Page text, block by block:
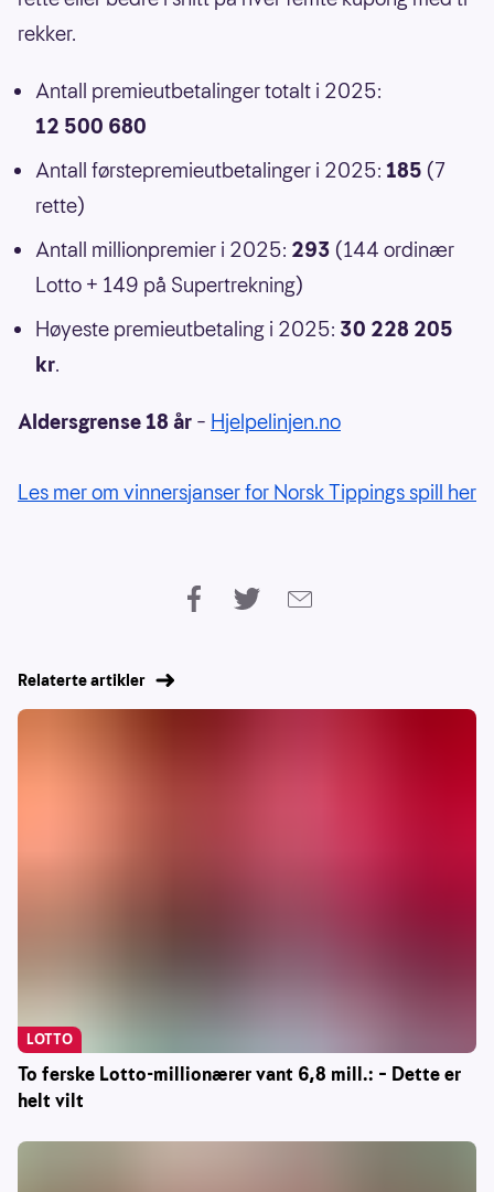
rekker.
Antall premieutbetalinger totalt i 2025:
12 500 680
Antall førstepremieutbetalinger i 2025: 185 (7
rette)
Antall millionpremier i 2025: 293 (144 ordinær
Lotto + 149 på Supertrekning)
Høyeste premieutbetaling i 2025: 30 228 205
kr.
Aldersgrense 18 år – Hjelpelinjen.no
Les mer om vinnersjanser for Norsk Tippings spill her
Relaterte artikler
To ferske Lotto-millionærer vant 6,8 mill.: – Dette er
helt vilt
LOTTO